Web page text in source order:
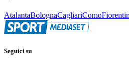
AtalantaBolognaCagliariComo
Seguici su